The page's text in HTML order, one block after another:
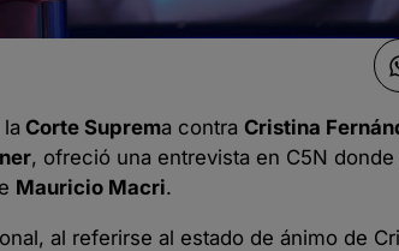
Corte Suprema contra Cristina
, ofreció una entrevista en C5N
Mauricio Macri.
al referirse al estado de ánimo de